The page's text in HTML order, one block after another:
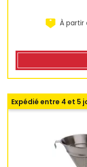
À partir
Expédié entre 4 et 5